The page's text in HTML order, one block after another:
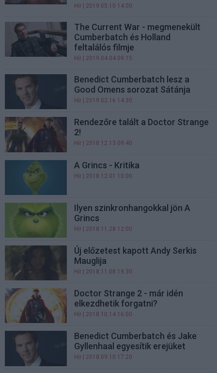
Hír | 2019.05.10 14:00
The Current War - megmenekült
Cumberbatch és Holland
feltalálós filmje
Hír | 2019.04.04 09:15
Benedict Cumberbatch lesz a
Good Omens sorozat Sátánja
Hír | 2019.02.16 14:30
Rendezőre talált a Doctor Strange
2!
Hír | 2018.12.13 09:40
A Grincs - Kritika
Hír | 2018.12.01 10:00
Ilyen szinkronhangokkal jön A
Grincs
Hír | 2018.11.28 12:00
Új előzetest kapott Andy Serkis
Mauglija
Hír | 2018.11.08 19:30
Doctor Strange 2 - már idén
elkezdhetik forgatni?
Hír | 2018.10.14 16:00
Benedict Cumberbatch és Jake
Gyllenhaal egyesítik erejüket
Hír | 2018.09.10 17:20